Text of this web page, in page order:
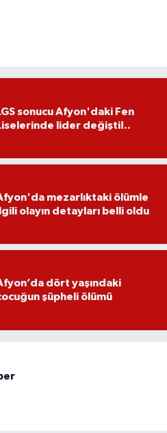
sonucu Afyon'daki Fen
lider değişti!..
mezarlıktaki ölümle
olayın detayları belli oldu
dört yaşındaki
şüpheli ölümü